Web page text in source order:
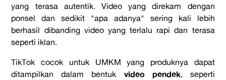
yang terasa autentik. Video yang direkam dengan
ponsel dan sedikit "apa adanya" sering kali lebih
berhasil dibanding video yang terlalu rapi dan terasa
seperti iklan.
TikTok cocok untuk UMKM yang produknya dapat
ditampilkan dalam bentuk video pendek, seperti